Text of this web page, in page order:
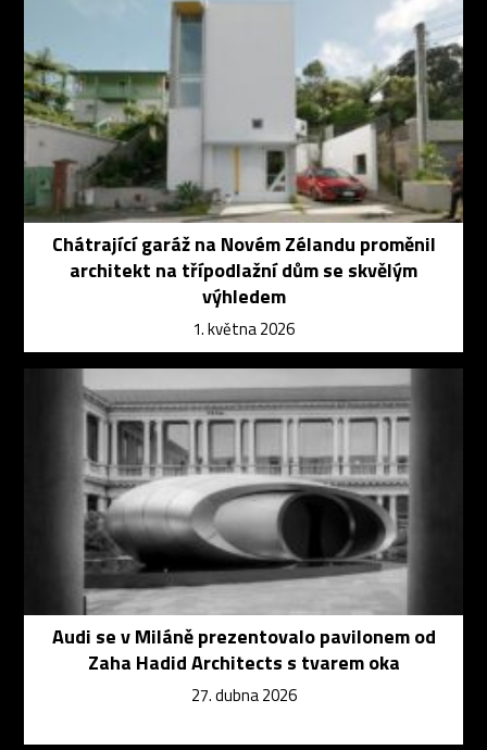
Chátrající garáž na Novém Zélandu proměnil
architekt na třípodlažní dům se skvělým
výhledem
1. května 2026
Audi se v Miláně prezentovalo pavilonem od
Zaha Hadid Architects s tvarem oka
27. dubna 2026